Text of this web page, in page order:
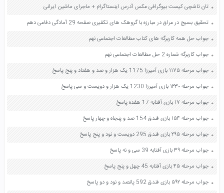
تان تاشچی کیست بیوگرافی عکس آدرس اینستاگرام + ماجرای ماشین ایرانی
تحقیق بسیج در عراق در مبارزه با گروهک های تکفیری صفحه 29 آمادگی دفاعی دهم
جواب حل همه کاربرگه های کتاب مطالعات اجتماعی نهم
جواب کاربرگه شماره 2 حل مطالعات اجتماعی نهم
جواب مرحله ۱۱۷۵ بازی آمیرزا 1175 یک هزار و صد و هفتاد و پنج پاسخ
جواب مرحله ۱۲۳۰ بازی آمیرزا 1230 یک هزار و دویست و سی پاسخ
جواب مرحله ۱۷ بازی آفتابه 17 هفده پاسخ
جواب مرحله ۱۵۴ بازی فندق 154 صد و پنجاه و چهار پاسخ
جواب مرحله ۲۹۵ بازی فندق 295 دویست و نود و پنج پاسخ
جواب مرحله ۳۹ بازی آفتابه 39 سی و نه پاسخ
جواب مرحله ۴۵ بازی آفتابه 45 چهل و پنج پاسخ
جواب مرحله ۵۹۲ بازی فندق 592 پانصد و نود و دو پاسخ